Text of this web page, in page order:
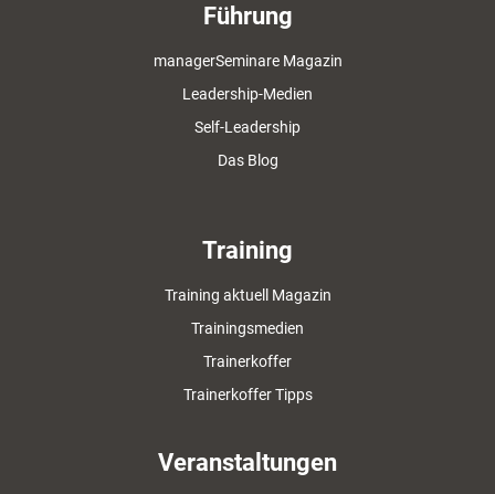
Führung
managerSeminare Magazin
Leadership-Medien
Self-Leadership
Das Blog
Training
Training aktuell Magazin
Trainingsmedien
Trainerkoffer
Trainerkoffer Tipps
Veranstaltungen